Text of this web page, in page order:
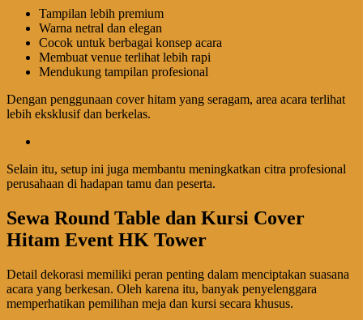
Tampilan lebih premium
Warna netral dan elegan
Cocok untuk berbagai konsep acara
Membuat venue terlihat lebih rapi
Mendukung tampilan profesional
Dengan penggunaan cover hitam yang seragam, area acara terlihat
lebih eksklusif dan berkelas.
Selain itu, setup ini juga membantu meningkatkan citra profesional
perusahaan di hadapan tamu dan peserta.
Sewa Round Table dan Kursi Cover
Hitam Event HK Tower
Detail dekorasi memiliki peran penting dalam menciptakan suasana
acara yang berkesan. Oleh karena itu, banyak penyelenggara
memperhatikan pemilihan meja dan kursi secara khusus.